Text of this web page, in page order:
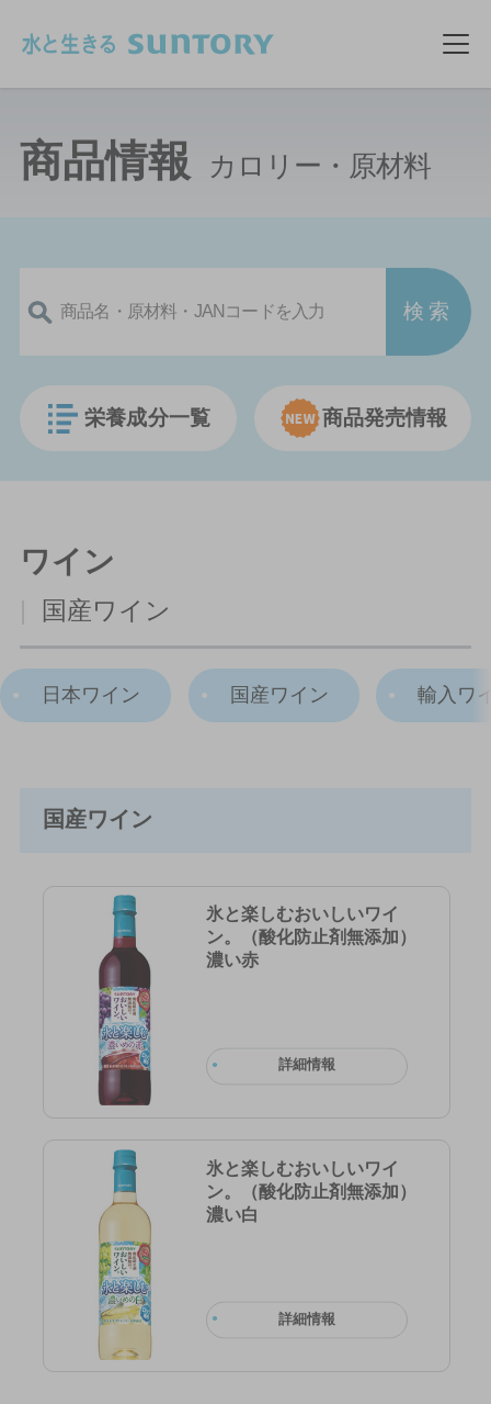
メ
商品情報 カロリー・原材料
栄養成分一覧 商品発売情報
ワイン
国産ワイン
日本ワイン 国産ワイン 輸入ワ
国産ワイン
氷と楽しむおいしいワイ
ン。（酸化防止剤無添加）
濃い赤
詳細情報
氷と楽しむおいしいワイ
ン。（酸化防止剤無添加）
濃い白
詳細情報